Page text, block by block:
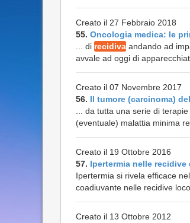
Creato il 27 Febbraio 2018
55. Oncologia medica: le
... di recidiva andando ad
avvale ad oggi di
Creato il 07 Novembre 2017
56. Il tumore (carcinoma)
... da tutta una serie di
(eventuale) malattia minima
Creato il 19 Ottobre 2016
57. Ipertermia nelle
Ipertermia si rivela efficace
coadiuvante nelle recidive
Creato il 13 Ottobre 2012